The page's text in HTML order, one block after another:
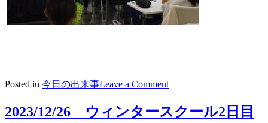
Posted in 今日の出来事Leave a Commenton
ウ
ィ
2023/12/26 ウィンタースクール2日目